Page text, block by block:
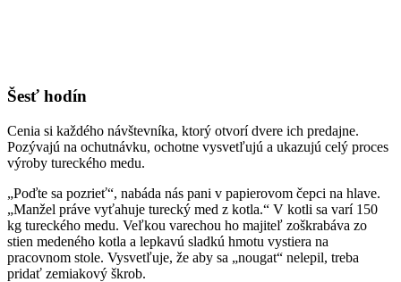
Šesť hodín
Cenia si každého návštevníka, ktorý otvorí dvere ich predajne.
Pozývajú na ochutnávku, ochotne vysvetľujú a ukazujú celý proces
výroby tureckého medu.
„Poďte sa pozrieť“, nabáda nás pani v papierovom čepci na hlave.
„Manžel práve vyťahuje turecký med z kotla.“ V kotli sa varí 150
kg tureckého medu. Veľkou varechou ho majiteľ zoškrabáva zo
stien medeného kotla a lepkavú sladkú hmotu vystiera na
pracovnom stole. Vysvetľuje, že aby sa „nougat“ nelepil, treba
pridať zemiakový škrob.